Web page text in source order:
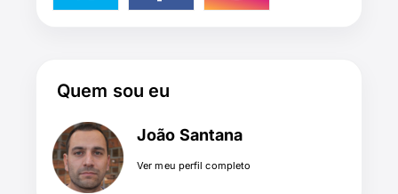
Quem sou eu
João Santana
Ver meu perfil completo